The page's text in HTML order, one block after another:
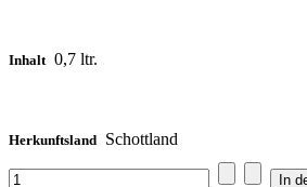
Inhalt 0,7 ltr.
Herkunftsland Schottland